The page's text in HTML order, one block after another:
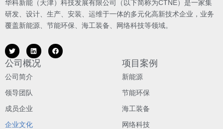
华科新能（天津）科技发展有限公司（以下简称为CTNE）是一家集
研发、设计、生产、安装、运维于一体的多元化高新技术企业，业务
覆盖新能源、节能环保、海工装备、网络科技等领域。
公司概况
公司简介
领导团队
成员企业
企业文化
项目案例
新能源
节能环保
海工装备
网络科技